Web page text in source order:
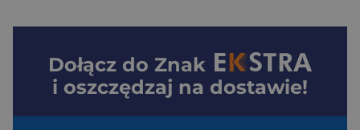
Dołącz do Znak
i oszczędzaj na dostawie!